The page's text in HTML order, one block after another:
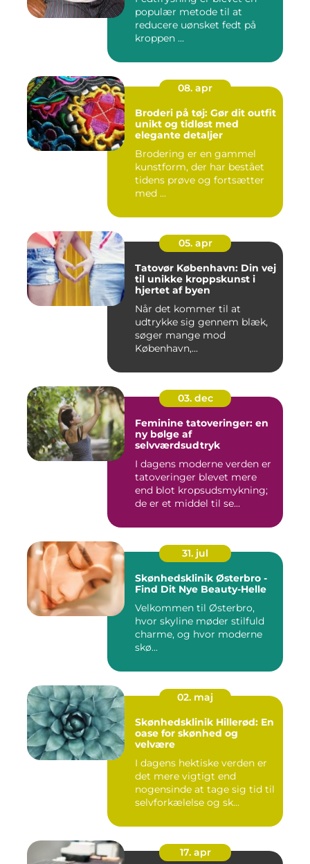
populær metode til at
reducere uønsket fedt på
kroppen ...
08. apr
Broderi på tøj: Gør dit outfit
unikt og tidløst med
elegante detaljer
Brodering er en gammel
kunstform, der har bestået
tidens prøve og fortsætter
med ...
05. apr
Tatovør København: Din vej
til unikke kroppskunst i
hjertet af byen
Når det kommer til at
udtrykke sig gennem blæk,
søger mange mod
København,...
03. dec
Feminine tatoveringer: en
ny bølge af
selvværdsudtryk
I dagens moderne verden er
tatoveringer blevet mere
end blot kropsudsmykning;
de er et middel til se...
31. jul
Skønhedsklinik Østerbro -
Find Dit Nye Beauty-Helle
Velkommen til Østerbro,
hvor skyline møder stilfuld
charme, og hvor moderne
skø...
02. maj
Skønhedsklinik Hillerød: En
oase for skønhed og
velvære
I dagens hektiske verden er
det mere vigtigt end
nogensinde at tage sig tid til
selvforkælelse og sk...
17. apr